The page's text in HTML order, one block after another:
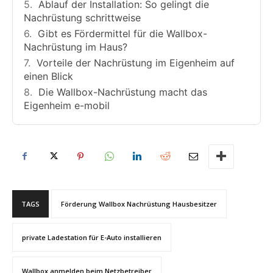
Ablauf der Installation: So gelingt die
Nachrüstung schrittweise
Gibt es Fördermittel für die Wallbox-
Nachrüstung im Haus?
Vorteile der Nachrüstung im Eigenheim auf
einen Blick
Die Wallbox-Nachrüstung macht das
Eigenheim e-mobil
TAGS Förderung Wallbox Nachrüstung Hausbesitzer
private Ladestation für E-Auto installieren
Wallbox anmelden beim Netzbetreiber